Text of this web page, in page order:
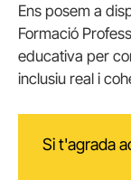
Ens posem a
Formació
educativa per
inclusiu real i
Si t'agrada